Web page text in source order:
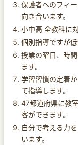
保護者へのフィ
向き合います。
小中高 全教科に
個別指導ですが低
授業の曜日、時
ます。
学習習慣の定着
て指導します。
47都道府県に教
客ができます。
自分で考える力
います。